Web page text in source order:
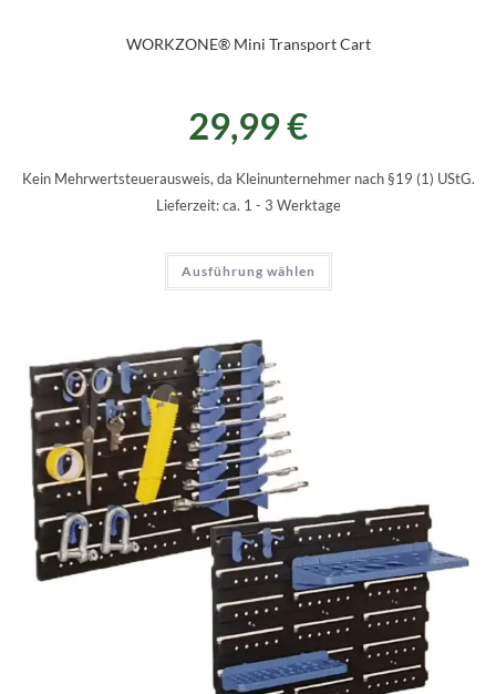
WORKZONE® Mini Transport Cart
29,99€
Kein Mehrwertsteuerausweis, da Kleinunternehmer nach §19 (1) UStG.
Lieferzeit: ca. 1 - 3 Werktage
Ausführung wählen